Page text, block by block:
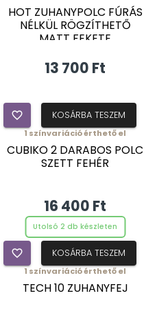
HOT ZUHANYPOLC FÚRÁS
NÉLKÜL RÖGZÍTHETŐ
MATT FEKETE
13 700 Ft
favorite_border KOSÁRBA TESZEM
1 színvariáció érthető el
CUBIKO 2 DARABOS POLC
SZETT FEHÉR
16 400 Ft
Utolsó 2 db készleten
favorite_border KOSÁRBA TESZEM
1 színvariáció érthető el
TECH 10 ZUHANYFEJ